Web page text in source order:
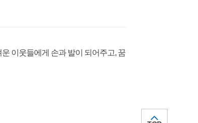
이웃들에게 손과 발이 되어주고, 꿈